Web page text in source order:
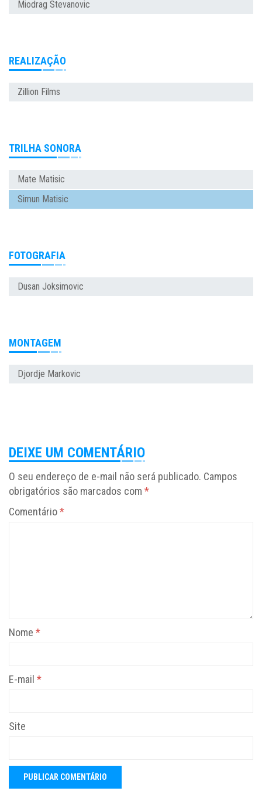
Miodrag Stevanovic
REALIZAÇÃO
Zillion Films
TRILHA SONORA
Mate Matisic
Simun Matisic
FOTOGRAFIA
Dusan Joksimovic
MONTAGEM
Djordje Markovic
DEIXE UM COMENTÁRIO
O seu endereço de e-mail não será publicado. Campos
obrigatórios são marcados com *
Comentário*
Nome *
E-mail *
Site